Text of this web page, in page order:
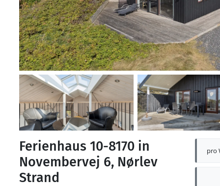
pro
Ferienhaus 10-8170 in
Novembervej 6, Nørlev
Strand